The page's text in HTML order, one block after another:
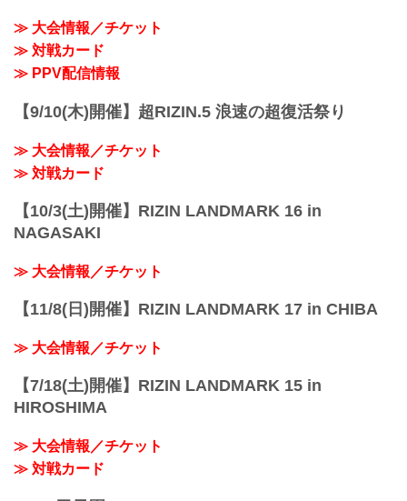
≫ 大会情報／チケット
≫ 対戦カード
≫ PPV配信情報
【9/10(木)開催】超RIZIN.5 浪速の超復活祭り
≫ 大会情報／チケット
≫ 対戦カード
【10/3(土)開催】RIZIN LANDMARK 16 in
NAGASAKI
≫ 大会情報／チケット
【11/8(日)開催】RIZIN LANDMARK 17 in CHIBA
≫ 大会情報／チケット
【7/18(土)開催】RIZIN LANDMARK 15 in
HIROSHIMA
≫ 大会情報／チケット
≫ 対戦カード